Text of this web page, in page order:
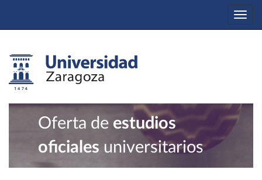
Oferta de estudios
oficiales universitarios